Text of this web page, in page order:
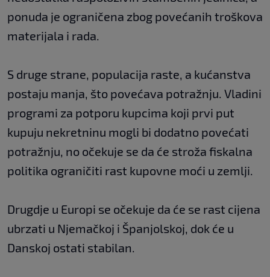
ponuda je ograničena zbog povećanih troškova
materijala i rada.
S druge strane, populacija raste, a kućanstva
postaju manja, što povećava potražnju. Vladini
programi za potporu kupcima koji prvi put
kupuju nekretninu mogli bi dodatno povećati
potražnju, no očekuje se da će stroža fiskalna
politika ograničiti rast kupovne moći u zemlji.
Drugdje u Europi se očekuje da će se rast cijena
ubrzati u Njemačkoj i Španjolskoj, dok će u
Danskoj ostati stabilan.